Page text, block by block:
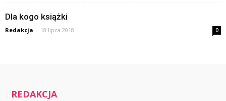
Dla kogo książki
Redakcja - 18 lipca 2018 0
REDAKCJA